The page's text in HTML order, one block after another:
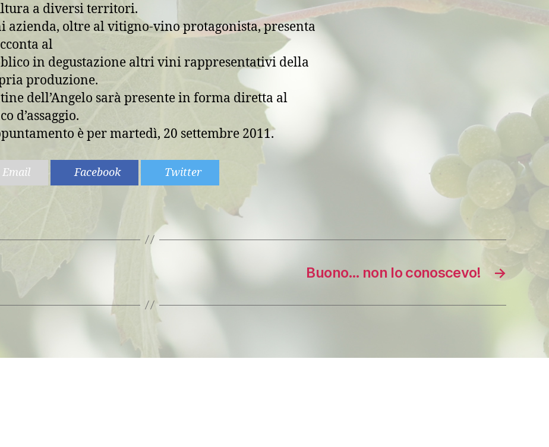
a diversi territori.
azienda, oltre al vitigno-vino protagonista, presenta
al
in degustazione altri vini rappresentativi della
produzione.
dell’Angelo sarà presente in forma diretta al
d’assaggio.
è per martedì, 20 settembre 2011.
Email Facebook Twitter
→
Buono… non lo conoscevo!